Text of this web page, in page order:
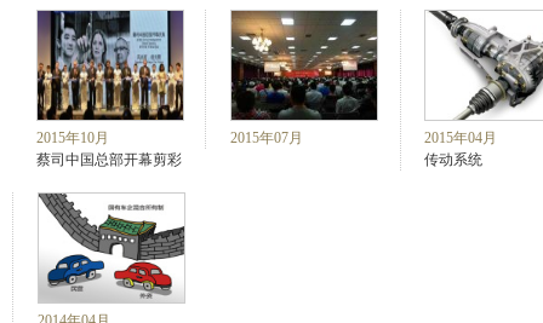
2015年10月
蔡司中国总部开幕剪彩
2015年07月
2015年04月
传动系统